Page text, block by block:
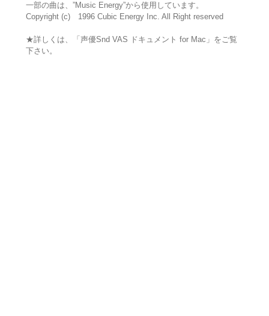
一部の曲は、”Music Energy”から使用しています。
Copyright (c) 1996 Cubic Energy Inc. All Right reserved
★詳しくは、「声優Snd VAS ドキュメント for Mac」をご覧
下さい。